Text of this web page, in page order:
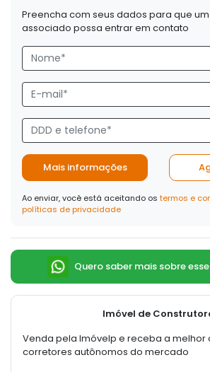
Preencha com seus dados para que
associado possa entrar em contato
Mais informações
Ao enviar, você está aceitando os termos e
políticas de privacidade
Quero saber mais sobre
Imóvel de
Venda pela Imóvelp e receba a melhor
corretores autônomos do mercado